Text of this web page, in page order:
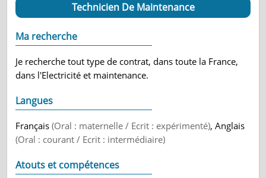
Technicien De Maintenance
Ma recherche
Je recherche tout type de contrat, dans toute la France,
dans l'Electricité et maintenance.
Langues
Français(Oral : maternelle / Ecrit : expérimenté), Anglais
(Oral : courant / Ecrit : intermédiaire)
Atouts et compétences